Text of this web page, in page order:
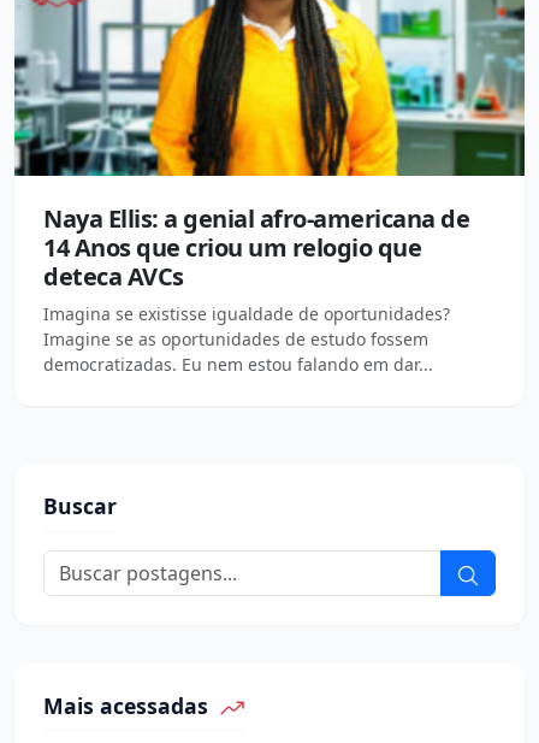
Naya Ellis: a genial afro-americana de
14 Anos que criou um relogio que
deteca AVCs
Imagina se existisse igualdade de oportunidades?
Imagine se as oportunidades de estudo fossem
democratizadas. Eu nem estou falando em dar...
Buscar
Mais acessadas